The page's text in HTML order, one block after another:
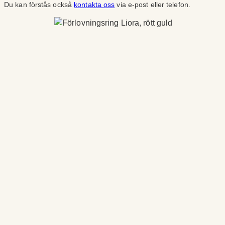
Du kan förstås också kontakta oss via e-post eller telefon.